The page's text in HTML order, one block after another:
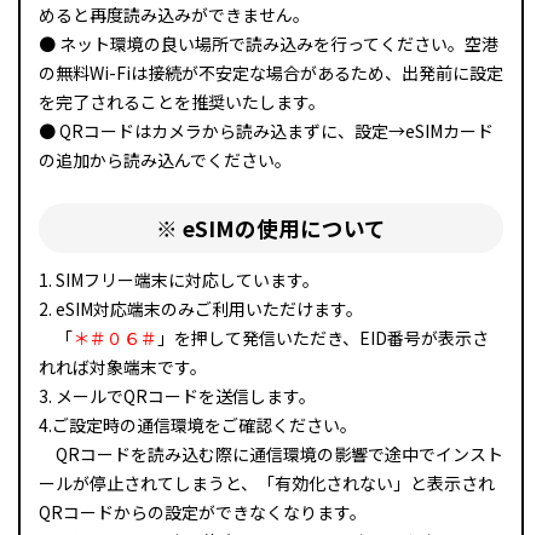
めると再度読み込みができません。
● ネット環境の良い場所で読み込みを行ってください。空港
の無料Wi-Fiは接続が不安定な場合があるため、出発前に設定
を完了されることを推奨いたします。
● QRコードはカメラから読み込まずに、設定→eSIMカード
の追加から読み込んでください。
※ eSIMの使用について
1. SIMフリー端末に対応しています。
2. eSIM対応端末のみご利用いただけます。
「＊＃０６＃ 」を押して発信いただき、EID番号が表示さ
れれば対象端末です。
3. メールでQRコードを送信します。
4.ご設定時の通信環境をご確認ください。
QRコードを読み込む際に通信環境の影響で途中でインスト
ールが停止されてしまうと、「有効化されない」と表示され
QRコードからの設定ができなくなります。